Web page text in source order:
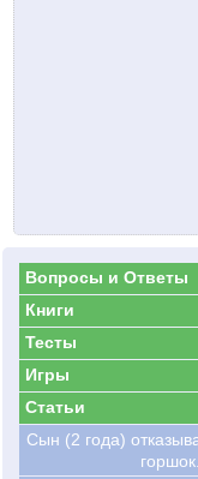
Вопросы и Ответы
Книги
Тесты
Игры
Статьи
Сын (2 года)
горшок.